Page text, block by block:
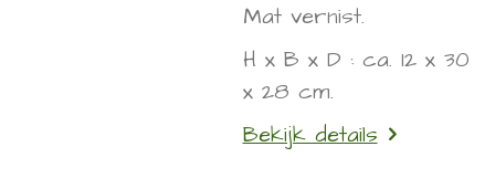
Mat vernist.
H x B x D : ca. 12 x 30
x 28 cm.
Bekijk details